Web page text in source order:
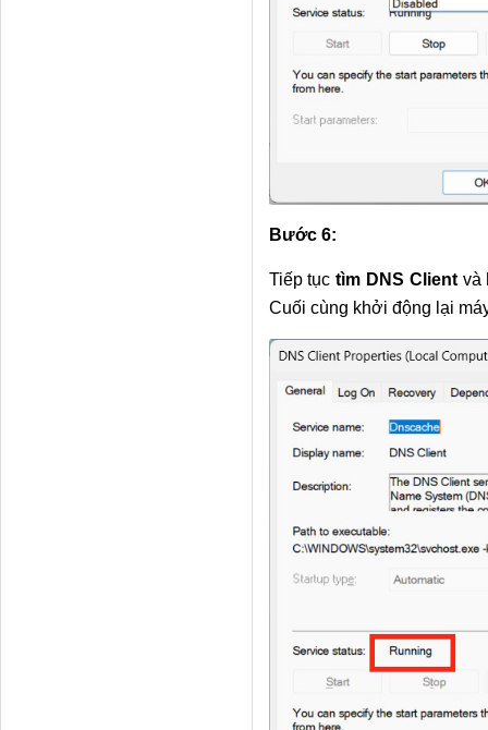
Bước 6:
Tiếp tụctìm DNS Clientvà
Cuối cùng khởi động lại